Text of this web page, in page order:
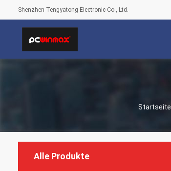
Shenzhen Tengyatong Electronic Co., Ltd.
Startseite
Alle Produkte